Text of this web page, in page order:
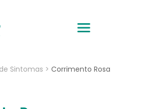
Sintomas > Corrimento Rosa